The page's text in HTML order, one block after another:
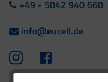
+49 - 5042 940 660
info@eucell.de